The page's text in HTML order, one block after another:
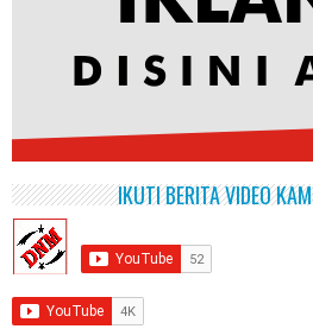
IKUTI BERITA VIDEO